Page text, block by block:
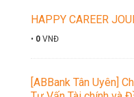
HAPPY CAREER
• 0 VNĐ
[ABBank Tân Uyên]